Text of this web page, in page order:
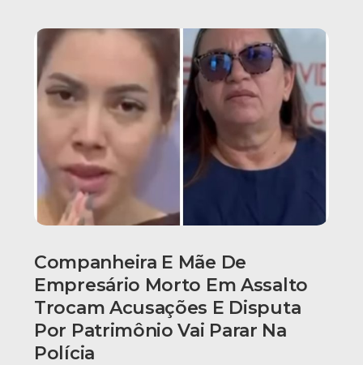
Companheira E Mãe De
Empresário Morto Em Assalto
Trocam Acusações E Disputa
Por Patrimônio Vai Parar Na
Polícia